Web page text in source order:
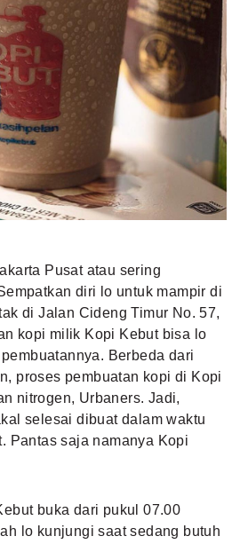
Pusat atau sering
diri lo untuk mampir di
di Jalan Cideng Timur No. 57,
kopi milik Kopi Kebut bisa lo
Berbeda dari
proses pembuatan kopi di Kopi
nitrogen, Urbaners. Jadi,
selesai dibuat dalam waktu
Pantas saja namanya Kopi
buka dari pukul 07.00
lo kunjungi saat sedang butuh